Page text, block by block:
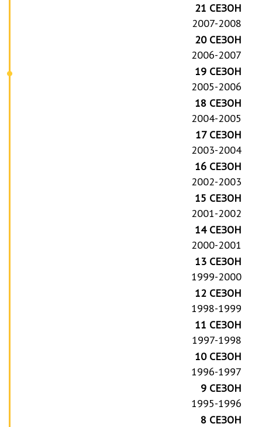
21 СЕЗОН
2007-2008
20 СЕЗОН
2006-2007
19 СЕЗОН
2005-2006
18 СЕЗОН
2004-2005
17 СЕЗОН
2003-2004
16 СЕЗОН
2002-2003
15 СЕЗОН
2001-2002
14 СЕЗОН
2000-2001
13 СЕЗОН
1999-2000
12 СЕЗОН
1998-1999
11 СЕЗОН
1997-1998
10 СЕЗОН
1996-1997
9 СЕЗОН
1995-1996
8 СЕЗОН